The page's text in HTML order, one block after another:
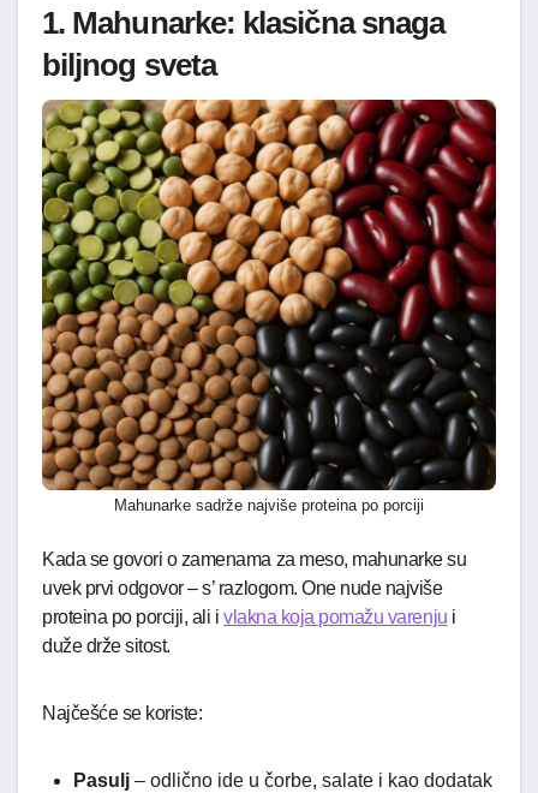
1. Mahunarke: klasična snaga
biljnog sveta
Mahunarke sadrže najviše proteina po porciji
Kada se govori o zamenama za meso, mahunarke su
uvek prvi odgovor – s’ razlogom. One nude najviše
proteina po porciji, ali ivlakna koja pomažu varenju i
duže drže sitost.
Najčešće se koriste:
Pasulj– odlično ide u čorbe, salate i kao dodatak